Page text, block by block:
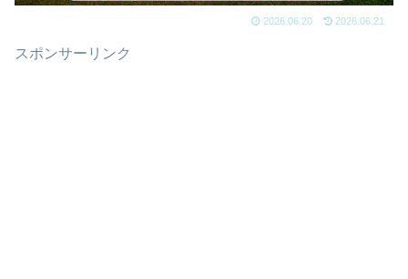
2026.06.20 2026.06.21
スポンサーリンク